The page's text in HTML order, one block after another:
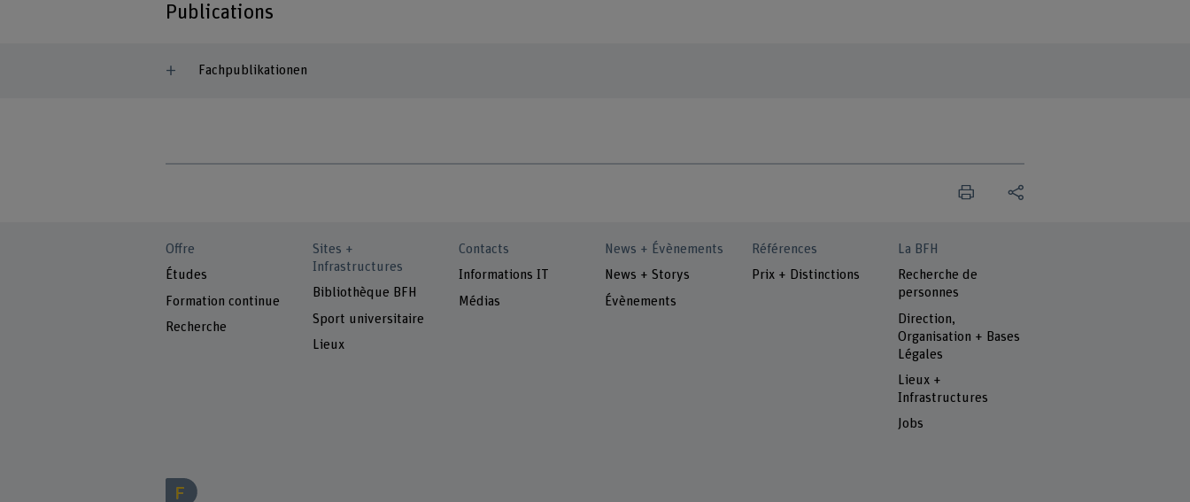
Publications
Fachpublikationen
Offre
Études
Formation continue
Recherche
Sites +
Infrastructures
Bibliothèque BFH
Sport universitaire
Lieux
Contacts
Informations IT
Médias
News + Évènements
News + Storys
Évènements
Références
Prix + Distinctions
La BFH
Recherche de
personnes
Direction,
Organisation + Bases
Légales
Lieux +
Infrastructures
Jobs